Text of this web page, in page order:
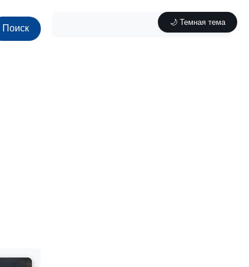
🌙 Темная тема
Поиск